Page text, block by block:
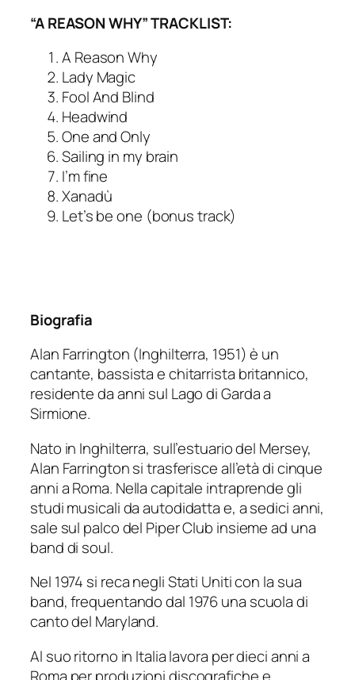
“A REASON WHY” TRACKLIST:
A Reason Why
Lady Magic
Fool And Blind
Headwind
One and Only
Sailing in my brain
I’m fine
Xanadù
Let’s be one (bonus track)
Biografia
Alan Farrington (Inghilterra, 1951) è un
cantante, bassista e chitarrista britannico,
residente da anni sul Lago di Garda a
Sirmione.
Nato in Inghilterra, sull’estuario del Mersey,
Alan Farrington si trasferisce all’età di cinque
anni a Roma. Nella capitale intraprende gli
studi musicali da autodidatta e, a sedici anni,
sale sul palco del Piper Club insieme ad una
band di soul.
Nel 1974 si reca negli Stati Uniti con la sua
band, frequentando dal 1976 una scuola di
canto del Maryland.
Al suo ritorno in Italia lavora per dieci anni a